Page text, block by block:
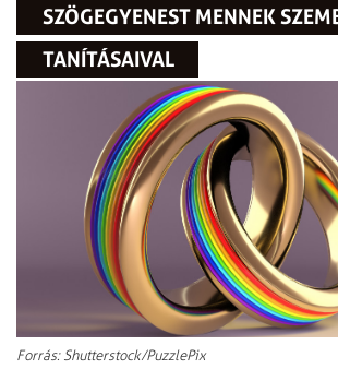
SZÖGEGYENEST MENNEK
TANÍTÁSAIVAL
Forrás: Shutterstock/PuzzlePix